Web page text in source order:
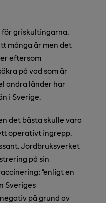
för griskultingarna.
många år men det
eftersom
på vad som är
andra länder har
i Sverige.
det bästa skulle vara
operativt ingrepp.
Jordbruksverket
på sin
"enligt en
Sveriges
på grund av